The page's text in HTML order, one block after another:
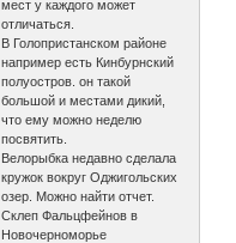
мест у каждого может
отличаться.
В Голопристанском районе
например есть Кинбурнский
полуостров. он такой
большой и местами дикий,
что ему можно неделю
посвятить.
Велорыбка недавно сделала
кружок вокруг Оджигольских
озер. Можно найти отчет.
Склеп Фальцфейнов в
Новочерноморье